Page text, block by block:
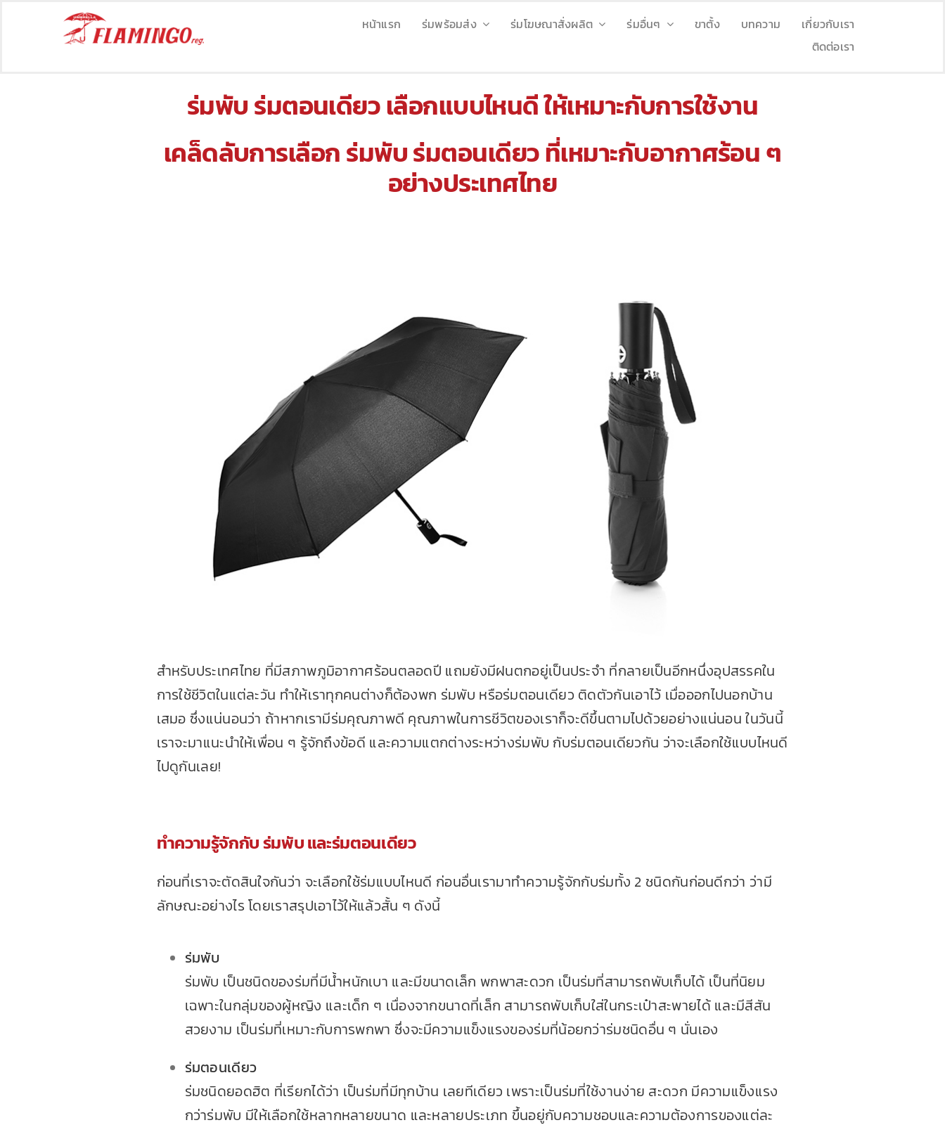
หน้าแรก ร่มพร้อมส่ง ร่มโฆษณาสั่งผลิต ร่มอื่นๆ ขาตั้ง บทความ
เกี่ยวกับเรา
ติดต่อเรา
ร่มพับร่มตอนเดียว เลือกแบบไหนดี ให้เหมาะกับการใช้งาน
เคล็ดลับการเลือกร่มพับร่มตอนเดียว ที่เหมาะกับอากาศร้อน ๆ
อย่างประเทศไทย
สำหรับประเทศไทย ที่มีสภาพภูมิอากาศร้อนตลอดปี แถมยังมีฝนตกอยู่เป็นประจำ ที่กลายเป็นอีกหนึ่งอุปสรรคใน
การใช้ชีวิตในแต่ละวัน ทำให้เราทุกคนต่างก็ต้องพก ร่มพับ หรือร่มตอนเดียว ติดตัวกันเอาไว้ เมื่อออกไปนอกบ้าน
เสมอ ซึ่งแน่นอนว่า ถ้าหากเรามีร่มคุณภาพดี คุณภาพในการชีวิตของเราก็จะดีขึ้นตามไปด้วยอย่างแน่นอน ในวันนี้
เราจะมาแนะนำให้เพื่อน ๆ รู้จักถึงข้อดี และความแตกต่างระหว่างร่มพับ กับร่มตอนเดียวกัน ว่าจะเลือกใช้แบบไหนดี
ไปดูกันเลย!
ทำความรู้จักกับร่มพับและร่มตอนเดียว
ก่อนที่เราจะตัดสินใจกันว่า จะเลือกใช้ร่มแบบไหนดี ก่อนอื่นเรามาทำความรู้จักกับร่มทั้ง 2 ชนิดกันก่อนดีกว่า ว่ามี
ลักษณะอย่างไร โดยเราสรุปเอาไว้ให้แล้วสั้น ๆ ดังนี้
ร่มพับ
ร่มพับ เป็นชนิดของร่มที่มีน้ำหนักเบา และมีขนาดเล็ก พกพาสะดวก เป็นร่มที่สามารถพับเก็บได้ เป็นที่นิยม
เฉพาะในกลุ่มของผู้หญิง และเด็ก ๆ เนื่องจากขนาดที่เล็ก สามารถพับเก็บใส่ในกระเป๋าสะพายได้ และมีสีสัน
สวยงาม เป็นร่มที่เหมาะกับการพกพา ซึ่งจะมีความแข็งแรงของร่มที่น้อยกว่าร่มชนิดอื่น ๆ นั่นเอง
ร่มตอนเดียว
ร่มชนิดยอดฮิต ที่เรียกได้ว่า เป็นร่มที่มีทุกบ้าน เลยทีเดียว เพราะเป็นร่มที่ใช้งานง่าย สะดวก มีความแข็งแรง
กว่าร่มพับ มีให้เลือกใช้หลากหลายขนาด และหลายประเภท ขึ้นอยู่กับความชอบและความต้องการของแต่ละ